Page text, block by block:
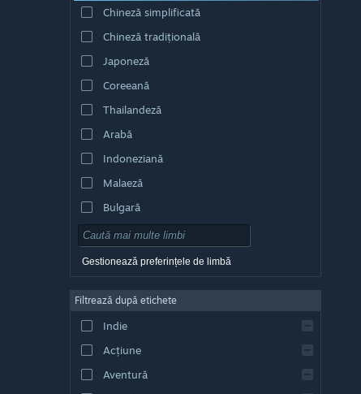
Chineză simplificată
Chineză tradițională
Japoneză
Coreeană
Thailandeză
Arabă
Indoneziană
Malaeză
Bulgară
Cehă
Daneză
Engleză
Spaniolă - Spania
Spaniolă - America Latină
Gestionează preferințele de limbă
Filtrează după etichete
Indie
Acțiune
Aventură